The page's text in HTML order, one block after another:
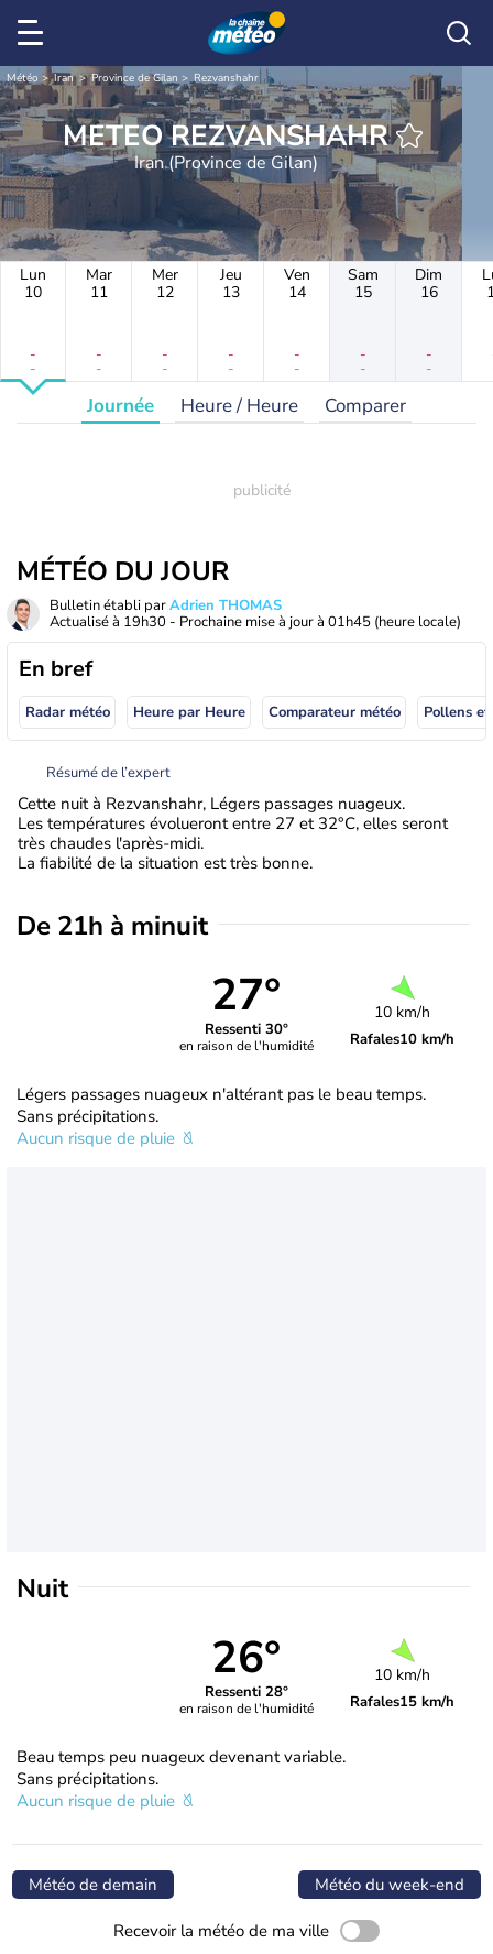
Météo Iran Province de Gilan Rezvanshahr
METEO REZVANSHAHR
Iran (Province de Gilan)
Lun
10
-
-
Mar
11
-
-
Mer
12
-
-
Jeu
13
-
-
Ven
14
-
-
Sam
15
-
-
Dim
16
-
-
Journée Heure / Heure Comparer
MÉTÉO DU JOUR
Bulletin établi parAdrien THOMAS
Actualisé à 19h30 - Prochaine mise à jour à 01h45 (heure locale)
En bref
Radar météo Heure par Heure Comparateur météo Pollens
Résumé de l’expert
Cette nuit à Rezvanshahr, Légers passages nuageux.
Les températures évolueront entre 27 et 32°C, elles seront
très chaudes l'après-midi.
La fiabilité de la situation est très bonne.
De 21h à minuit
27°
Ressenti 30°
en raison de l'humidité
10 km/h
Rafales10 km/h
Légers passages nuageux n'altérant pas le beau temps.
Sans précipitations.
Aucun risque de pluie
Nuit
26°
Ressenti 28°
en raison de l'humidité
10 km/h
Rafales15 km/h
Beau temps peu nuageux devenant variable.
Sans précipitations.
Aucun risque de pluie
Météo de demain Météo du week-end
Recevoir la météo de ma ville